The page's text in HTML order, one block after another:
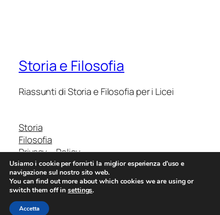
Storia e Filosofia
Riassunti di Storia e Filosofia per i Licei
Storia
Filosofia
Privacy – Policy
StoriaFilosofia.it
Usiamo i cookie per fornirti la miglior esperienza d'uso e
navigazione sul nostro sito web.
You can find out more about which cookies we are using or
switch them off insettings.
Accetta